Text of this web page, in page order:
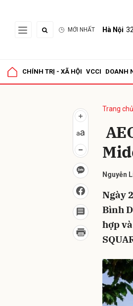
MỚI NHẤT Hà Nội
CHÍNH TRỊ - XÃ HỘI VCCI DOANH
Trang chủ
Nguyễn
Ngày
Bình
hợp